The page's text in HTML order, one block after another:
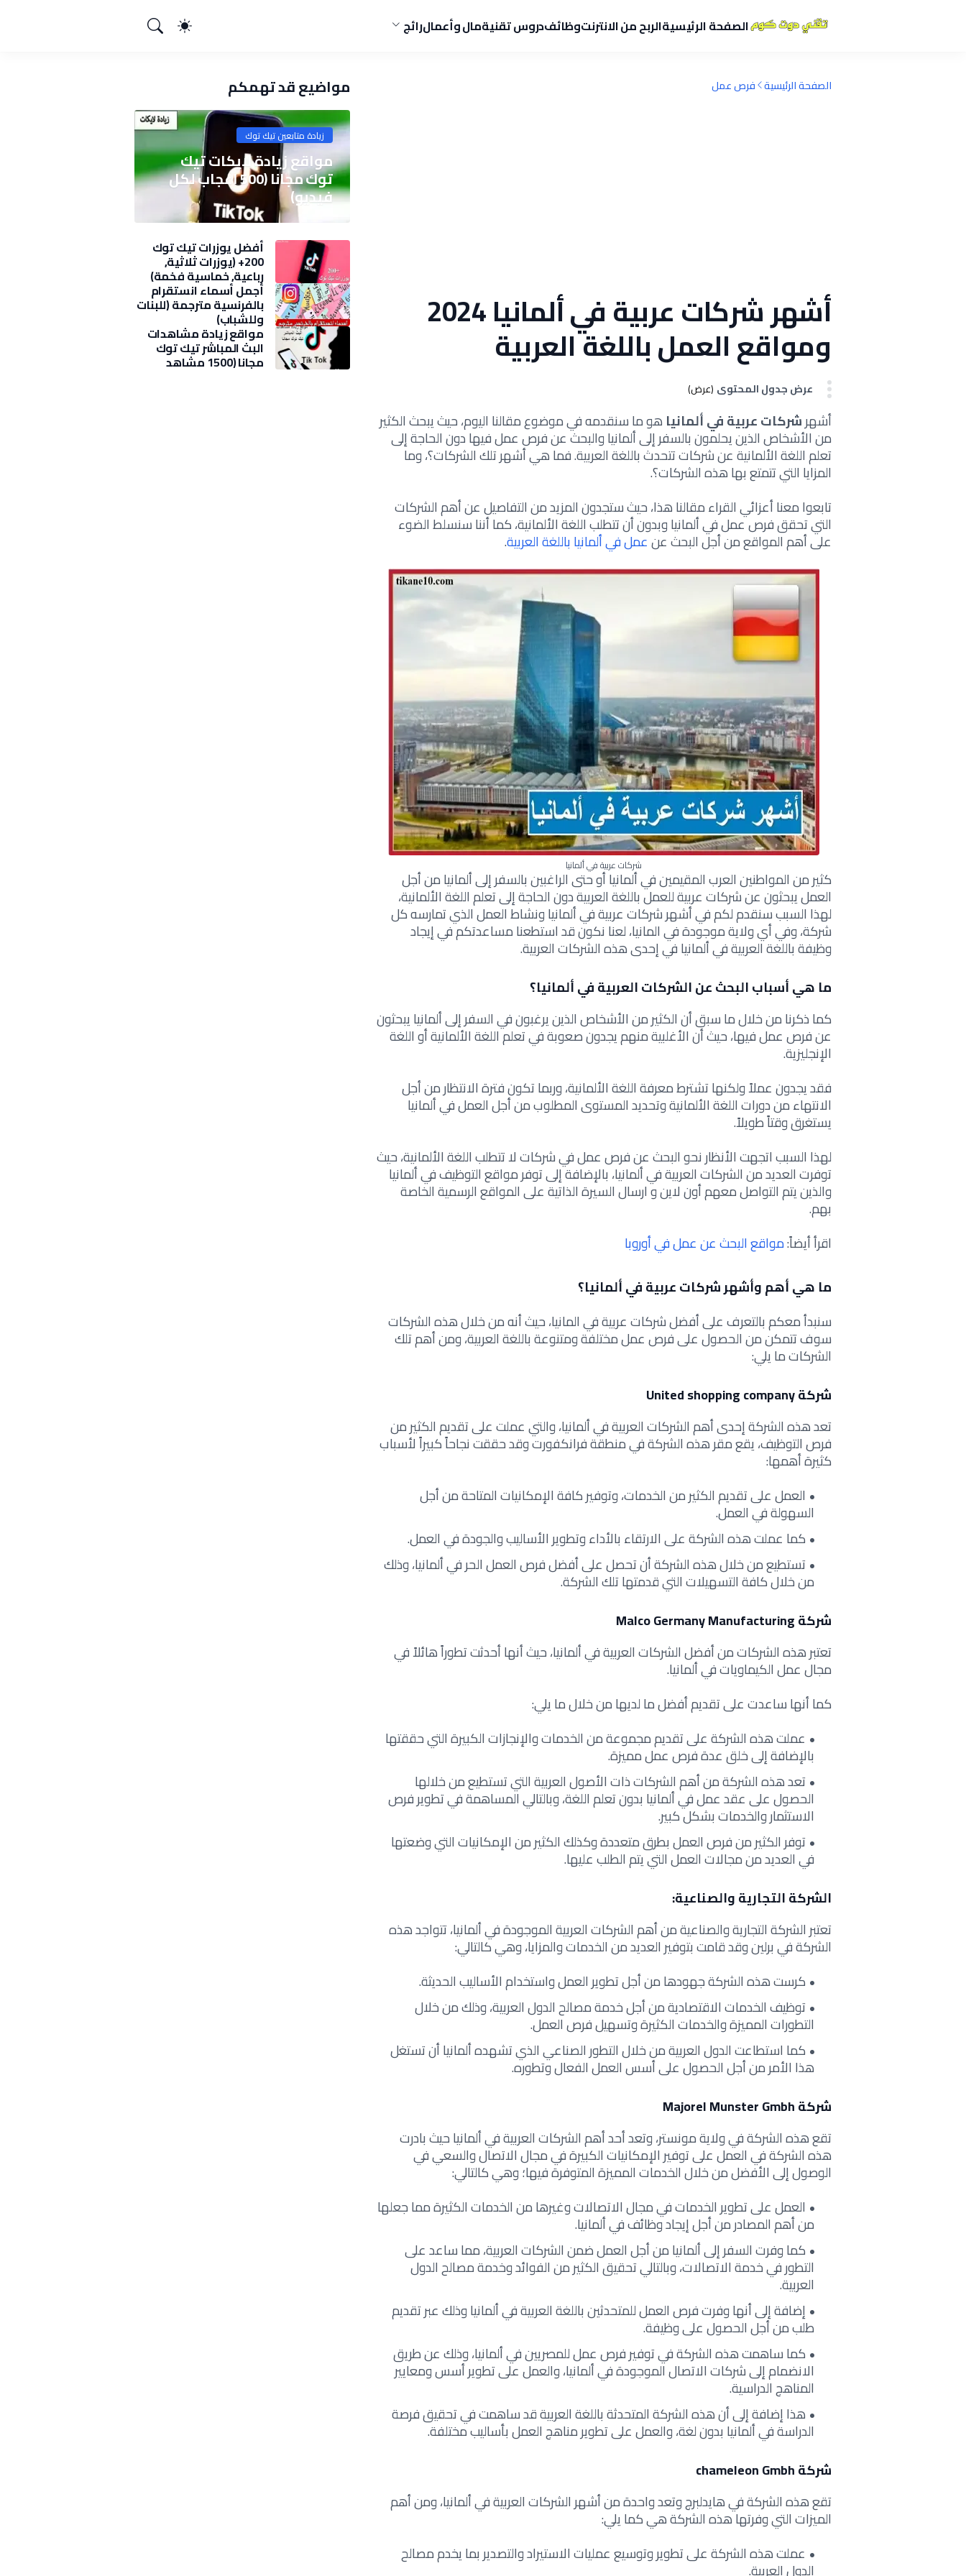
الصفحة الرئيسيةالربح من الانترنتوظائفدروس تقنيةمال وأعمالرائج
الصفحة الرئيسية فرص عمل
أشهر شركات عربية في ألمانيا 2024
ومواقع العمل باللغة العربية
عرض جدول المحتوى (عرض)
أشهرشركات عربية في ألمانيا هو ما سنقدمه في موضوع مقالنا اليوم، حيث يبحث الكثير
من الأشخاص الذين يحلمون بالسفر إلى ألمانيا والبحث عن فرص عمل فيها دون الحاجة إلى
تعلم اللغة الألمانية عن شركات تتحدث باللغة العربية. فما هي أشهر تلك الشركات؟، وما
المزايا التي تتمتع بها هذه الشركات؟.
تابعوا معنا أعزائي القراء مقالنا هذا، حيث ستجدون المزيد من التفاصيل عن أهم الشركات
التي تحقق فرص عمل في ألمانيا وبدون أن تتطلب اللغة الألمانية، كما أننا سنسلط الضوء
على أهم المواقع من أجل البحث عنعمل في ألمانيا باللغة العربية.
شركات عربية في ألمانيا
كثير من المواطنين العرب المقيمين في ألمانيا أو حتى الراغبين بالسفر إلى ألمانيا من أجل
العمل يبحثون عن شركات عربية للعمل باللغة العربية دون الحاجة إلى تعلم اللغة الألمانية،
لهذا السبب سنقدم لكم في أشهر شركات عربية في ألمانيا ونشاط العمل الذي تمارسه كل
شركة، وفي أي ولاية موجودة في المانيا، لعنا نكون قد استطعنا مساعدتكم في إيجاد
وظيفة باللغة العربية في ألمانيا في إحدى هذه الشركات العربية.
ما هي أسباب البحث عن الشركات العربية في ألمانيا؟
كما ذكرنا من خلال ما سبق أن الكثير من الأشخاص الذين يرغبون في السفر إلى ألمانيا يبحثون
عن فرص عمل فيها، حيث أن الأغلبية منهم يجدون صعوبة في تعلم اللغة الألمانية أو اللغة
الإنجليزية.
فقد يجدون عملاً ولكنها تشترط معرفة اللغة الألمانية، وربما تكون فترة الانتظار من أجل
الانتهاء من دورات اللغة الألمانية وتحديد المستوى المطلوب من أجل العمل في ألمانيا
يستغرق وقتاً طويلاً.
لهذا السبب اتجهت الأنظار نحو البحث عن فرص عمل في شركات لا تتطلب اللغة الألمانية، حيث
توفرت العديد من الشركات العربية في ألمانيا، بالإضافة إلى توفر مواقع التوظيف في ألمانيا
والذين يتم التواصل معهم أون لاين و ارسال السيرة الذاتية على المواقع الرسمية الخاصة
بهم.
اقرأ أيضاً:مواقع البحث عن عمل في أوروبا
ما هي أهم وأشهر شركات عربية في ألمانيا؟
سنبدأ معكم بالتعرف على أفضل شركات عربية في المانيا، حيث أنه من خلال هذه الشركات
سوف تتمكن من الحصول على فرص عمل مختلفة ومتنوعة باللغة العربية، ومن أهم تلك
الشركات ما يلي:
شركة United shopping company
تعد هذه الشركة إحدى أهم الشركات العربية في ألمانيا، والتي عملت على تقديم الكثير من
فرص التوظيف، يقع مقر هذه الشركة في منطقة فرانكفورت وقد حققت نجاحاً كبيراً لأسباب
كثيرة أهمها:
العمل على تقديم الكثير من الخدمات، وتوفير كافة الإمكانيات المتاحة من أجل
السهولة في العمل.
كما عملت هذه الشركة على الارتقاء بالأداء وتطوير الأساليب والجودة في العمل.
تستطيع من خلال هذه الشركة أن تحصل على أفضل فرص العمل الحر في ألمانيا، وذلك
من خلال كافة التسهيلات التي قدمتها تلك الشركة.
شركة Malco Germany Manufacturing
تعتبر هذه الشركات من أفضل الشركات العربية في ألمانيا، حيث أنها أحدثت تطوراً هائلاً في
مجال عمل الكيماويات في ألمانيا.
كما أنها ساعدت على تقديم أفضل ما لديها من خلال ما يلي:
عملت هذه الشركة على تقديم مجموعة من الخدمات والإنجازات الكبيرة التي حققتها
بالإضافة إلى خلق عدة فرص عمل مميزة.
تعد هذه الشركة من أهم الشركات ذات الأصول العربية التي تستطيع من خلالها
الحصول على عقد عمل في ألمانيا بدون تعلم اللغة، وبالتالي المساهمة في تطوير فرص
الاستثمار والخدمات بشكل كبير.
توفر الكثير من فرص العمل بطرق متعددة وكذلك الكثير من الإمكانيات التي وضعتها
في العديد من مجالات العمل التي يتم الطلب عليها.
الشركة التجارية والصناعية:
تعتبر الشركة التجارية والصناعية من أهم الشركات العربية الموجودة في ألمانيا، تتواجد هذه
الشركة في برلين وقد قامت بتوفير العديد من الخدمات والمزايا، وهي كالتالي:
كرست هذه الشركة جهودها من أجل تطوير العمل واستخدام الأساليب الحديثة.
توظيف الخدمات الاقتصادية من أجل خدمة مصالح الدول العربية، وذلك من خلال
التطورات المميزة والخدمات الكثيرة وتسهيل فرص العمل.
كما استطاعت الدول العربية من خلال التطور الصناعي الذي تشهده ألمانيا أن تستغل
هذا الأمر من أجل الحصول على أسس العمل الفعال وتطوره.
شركة Majorel Munster Gmbh
تقع هذه الشركة في ولاية مونستر، وتعد أحد أهم الشركات العربية في ألمانيا حيث بادرت
هذه الشركة في العمل على توفير الإمكانيات الكبيرة في مجال الاتصال والسعي في
الوصول إلى الأفضل من خلال الخدمات المميزة المتوفرة فيها؛ وهي كالتالي:
العمل على تطوير الخدمات في مجال الاتصالات وغيرها من الخدمات الكثيرة مما جعلها
من أهم المصادر من أجل إيجاد وظائف في ألمانيا.
كما وفرت السفر إلى ألمانيا من أجل العمل ضمن الشركات العربية، مما ساعد على
التطور في خدمة الاتصالات، وبالتالي تحقيق الكثير من الفوائد وخدمة مصالح الدول
العربية.
إضافة إلى أنها وفرت فرص العمل للمتحدثين باللغة العربية في ألمانيا وذلك عبر تقديم
طلب من أجل الحصول على وظيفة.
كما ساهمت هذه الشركة في توفير فرص عمل للمصريين في ألمانيا، وذلك عن طريق
الانضمام إلى شركات الاتصال الموجودة في ألمانيا، والعمل على تطوير أسس ومعايير
المناهج الدراسية.
هذا إضافة إلى أن هذه الشركة المتحدثة باللغة العربية قد ساهمت في تحقيق فرصة
الدراسة في ألمانيا بدون لغة، والعمل على تطوير مناهج العمل بأساليب مختلفة.
شركة chameleon Gmbh
تقع هذه الشركة في هايدلبرج وتعد واحدة من أشهر الشركات العربية في ألمانيا، ومن أهم
الميزات التي وفرتها هذه الشركة هي كما يلي:
عملت هذه الشركة على تطوير وتوسيع عمليات الاستيراد والتصدير بما يخدم مصالح
الدول العربية.
مواضيع قد تهمكم
زيادة متابعين تيك توك
مواقع زيادة لايكات تيك
توك مجانا (500 اعجاب لكل
فيديو)
أفضل يوزرات تيك توك
200+ (يوزرات ثلاثية,
رباعية, خماسية فخمة)
2025
أجمل أسماء انستقرام
بالفرنسية مترجمة (للبنات
وللشباب)
مواقع زيادة مشاهدات
البث المباشر تيك توك
مجانا (1500 مشاهد